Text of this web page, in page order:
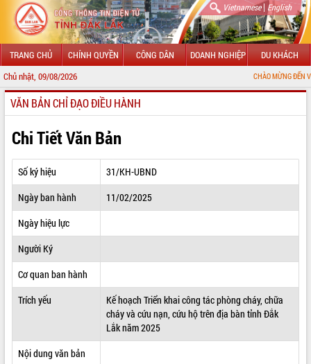
Vietnamese| English
TRANG CHỦ CHÍNH QUYỀN CÔNG DÂN DOANH NGHIỆP DU KHÁCH
Chủ nhật, 09/08/2026 CHÀO MỪNG ĐẾN VỚI CỔNG
GIỚI THIỆU
LÃNH ĐẠO UBND TỈNH
TIN TỨC SỰ KIỆN
SỞ, BAN, NGÀNH
THÔNG TIN CHỈ ĐẠO ĐIỀU HÀNH
HỆ THỐNG VĂN BẢN
VĂN BẢN HĐND TỈNH
QUY HOẠCH - KẾ HOẠCH
VĂN BẢN CHỈ ĐẠO ĐIỀU HÀNH
Chi Tiết Văn Bản
Số ký hiệu
31/KH-UBND
Ngày ban hành
11/02/2025
Ngày hiệu lực
Người Ký
Cơ quan ban hành
Trích yếu
Kế hoạch Triển khai công tác phòng cháy, chữa
cháy và cứu nạn, cứu hộ trên địa bàn tỉnh Đắk
Lắk năm 2025
Nội dung văn bản